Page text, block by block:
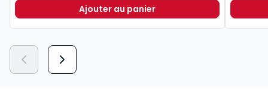
Ajouter au panierIl était une fois...analyse juridique